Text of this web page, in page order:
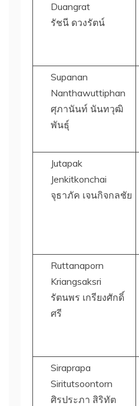
Duangrat
รัชนี ดวงรัตน์
Supanan
Nanthawuttiphan
ศุภานันท์ นันทวุฒิ
พันธุ์
Jutapak
Jenkitkonchai
จุธาภัค เจนกิจกลชัย
Ruttanaporn
Kriangsaksri
รัตนพร เกรียงศักดิ์
ศรี
Siraprapa
Siritutsoontorn
ศิรประภา สิริทัต